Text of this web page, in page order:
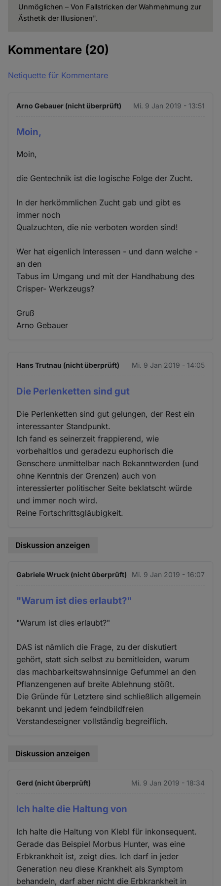
Unmöglichen – Von Fallstricken der Wahrnehmung zur
Ästhetik der Illusionen".
Kommentare (20)
Netiquette für Kommentare
Arno Gebauer (nicht überprüft) Mi. 9 Jan 2019 - 13:51
Moin,
Moin,
die Gentechnik ist die logische Folge der Zucht.
In der herkömmlichen Zucht gab und gibt es
immer noch
Qualzuchten, die nie verboten worden sind!
Wer hat eigenlich Interessen - und dann welche -
an den
Tabus im Umgang und mit der Handhabung des
Crisper- Werkzeugs?
Gruß
Arno Gebauer
Hans Trutnau (nicht überprüft) Mi. 9 Jan 2019 - 14:05
Die Perlenketten sind gut
Die Perlenketten sind gut gelungen, der Rest ein
interessanter Standpunkt.
Ich fand es seinerzeit frappierend, wie
vorbehaltlos und geradezu euphorisch die
Genschere unmittelbar nach Bekanntwerden (und
ohne Kenntnis der Grenzen) auch von
interessierter politischer Seite beklatscht würde
und immer noch wird.
Reine Fortschrittsgläubigkeit.
Diskussion anzeigen
Gabriele Wruck (nicht überprüft) Mi. 9 Jan 2019 - 16:07
"Warum ist dies erlaubt?"
"Warum ist dies erlaubt?"
DAS ist nämlich die Frage, zu der diskutiert
gehört, statt sich selbst zu bemitleiden, warum
das machbarkeitswahnsinnige Gefummel an den
Pflanzengenen auf breite Ablehnung stößt.
Die Gründe für Letztere sind schließlich allgemein
bekannt und jedem feindbildfreien
Verstandeseigner vollständig begreiflich.
Diskussion anzeigen
Gerd (nicht überprüft) Mi. 9 Jan 2019 - 18:34
Ich halte die Haltung von
Ich halte die Haltung von Klebl für inkonsequent.
Gerade das Beispiel Morbus Hunter, was eine
Erbkrankheit ist, zeigt dies. Ich darf in jeder
Generation neu diese Krankheit als Symptom
behandeln, darf aber nicht die Erbkrankheit in